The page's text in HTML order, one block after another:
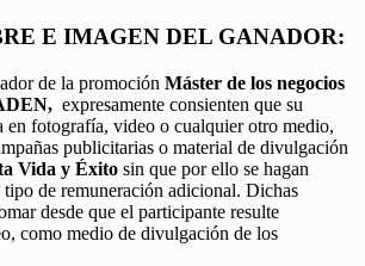
E IMAGEN DEL GANADOR:
de la promoción Máster de los negocios
expresamente consienten que su
en fotografía, video o cualquier otro medio,
publicitarias o material de divulgación
Vida y Éxito sin que por ello se hagan
tipo de remuneración adicional. Dichas
desde que el participante resulte
como medio de divulgación de los